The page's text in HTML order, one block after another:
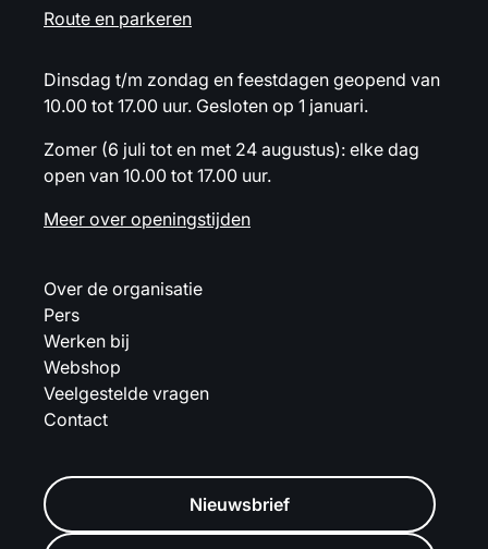
Route en parkeren
Dinsdag t/m zondag en feestdagen geopend van
10.00 tot 17.00 uur. Gesloten op 1 januari.
Zomer (6 juli tot en met 24 augustus): elke dag
open van 10.00 tot 17.00 uur.
Meer over openingstijden
Over de organisatie
Pers
Werken bij
Webshop
Veelgestelde vragen
Contact
Nieuwsbrief